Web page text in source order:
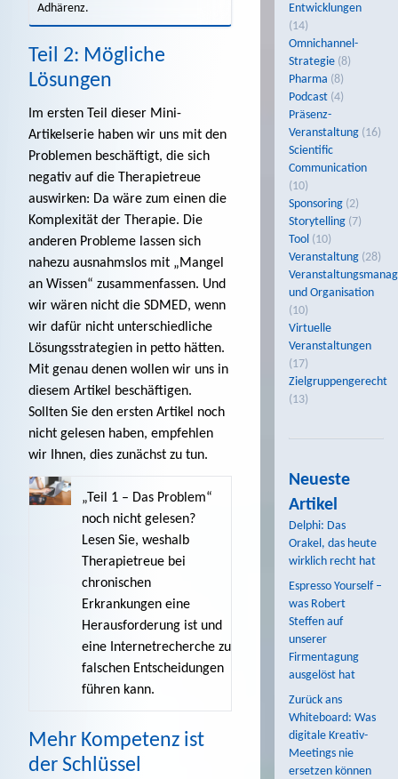
Adhärenz.
Teil 2: Mögliche
Lösungen
Im ersten Teil dieser Mini-
Artikelserie haben wir uns mit den
Problemen beschäftigt, die sich
negativ auf die Therapietreue
auswirken: Da wäre zum einen die
Komplexität der Therapie. Die
anderen Probleme lassen sich
nahezu ausnahmslos mit „Mangel
an Wissen“ zusammenfassen. Und
wir wären nicht die SDMED, wenn
wir dafür nicht unterschiedliche
Lösungsstrategien in petto hätten.
Mit genau denen wollen wir uns in
diesem Artikel beschäftigen.
Sollten Sie den ersten Artikel noch
nicht gelesen haben, empfehlen
wir Ihnen, dies zunächst zu tun.
„Teil 1 – Das Problem“
noch nicht gelesen?
Lesen Sie, weshalb
Therapietreue bei
chronischen
Erkrankungen eine
Herausforderung ist und
eine Internetrecherche zu
falschen Entscheidungen
führen kann.
Mehr Kompetenz ist
der Schlüssel
Entwicklungen
(14)
Omnichannel-
Strategie (8)
Pharma (8)
Podcast (4)
Präsenz-
Veranstaltung (16)
Scientific
Communication
(10)
Sponsoring (2)
Storytelling (7)
Tool (10)
Veranstaltung (28)
und Organisation
(10)
Virtuelle
Veranstaltungen
(17)
Zielgruppengerecht
(13)
Neueste
Artikel
Delphi: Das
Orakel, das heute
wirklich recht hat
Espresso Yourself –
was Robert
Steffen auf
unserer
Firmentagung
ausgelöst hat
Zurück ans
Whiteboard: Was
digitale Kreativ-
Meetings nie
ersetzen können